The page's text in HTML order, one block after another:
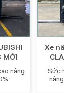
MỚI
nâng
Xe
Sức